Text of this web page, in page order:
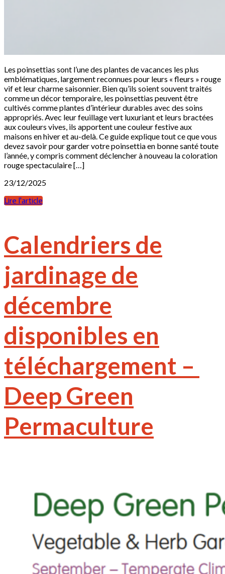
Les poinsettias sont l’une des plantes de vacances les plus
emblématiques, largement reconnues pour leurs « fleurs » rouge
vif et leur charme saisonnier. Bien qu’ils soient souvent traités
comme un décor temporaire, les poinsettias peuvent être
cultivés comme plantes d’intérieur durables avec des soins
appropriés. Avec leur feuillage vert luxuriant et leurs bractées
aux couleurs vives, ils apportent une couleur festive aux
maisons en hiver et au-delà. Ce guide explique tout ce que vous
devez savoir pour garder votre poinsettia en bonne santé toute
l’année, y compris comment déclencher à nouveau la coloration
rouge spectaculaire […]
23/12/2025
Lire l'article
Calendriers de
jardinage de
décembre
disponibles en
téléchargement – ​​
Deep Green
Permaculture